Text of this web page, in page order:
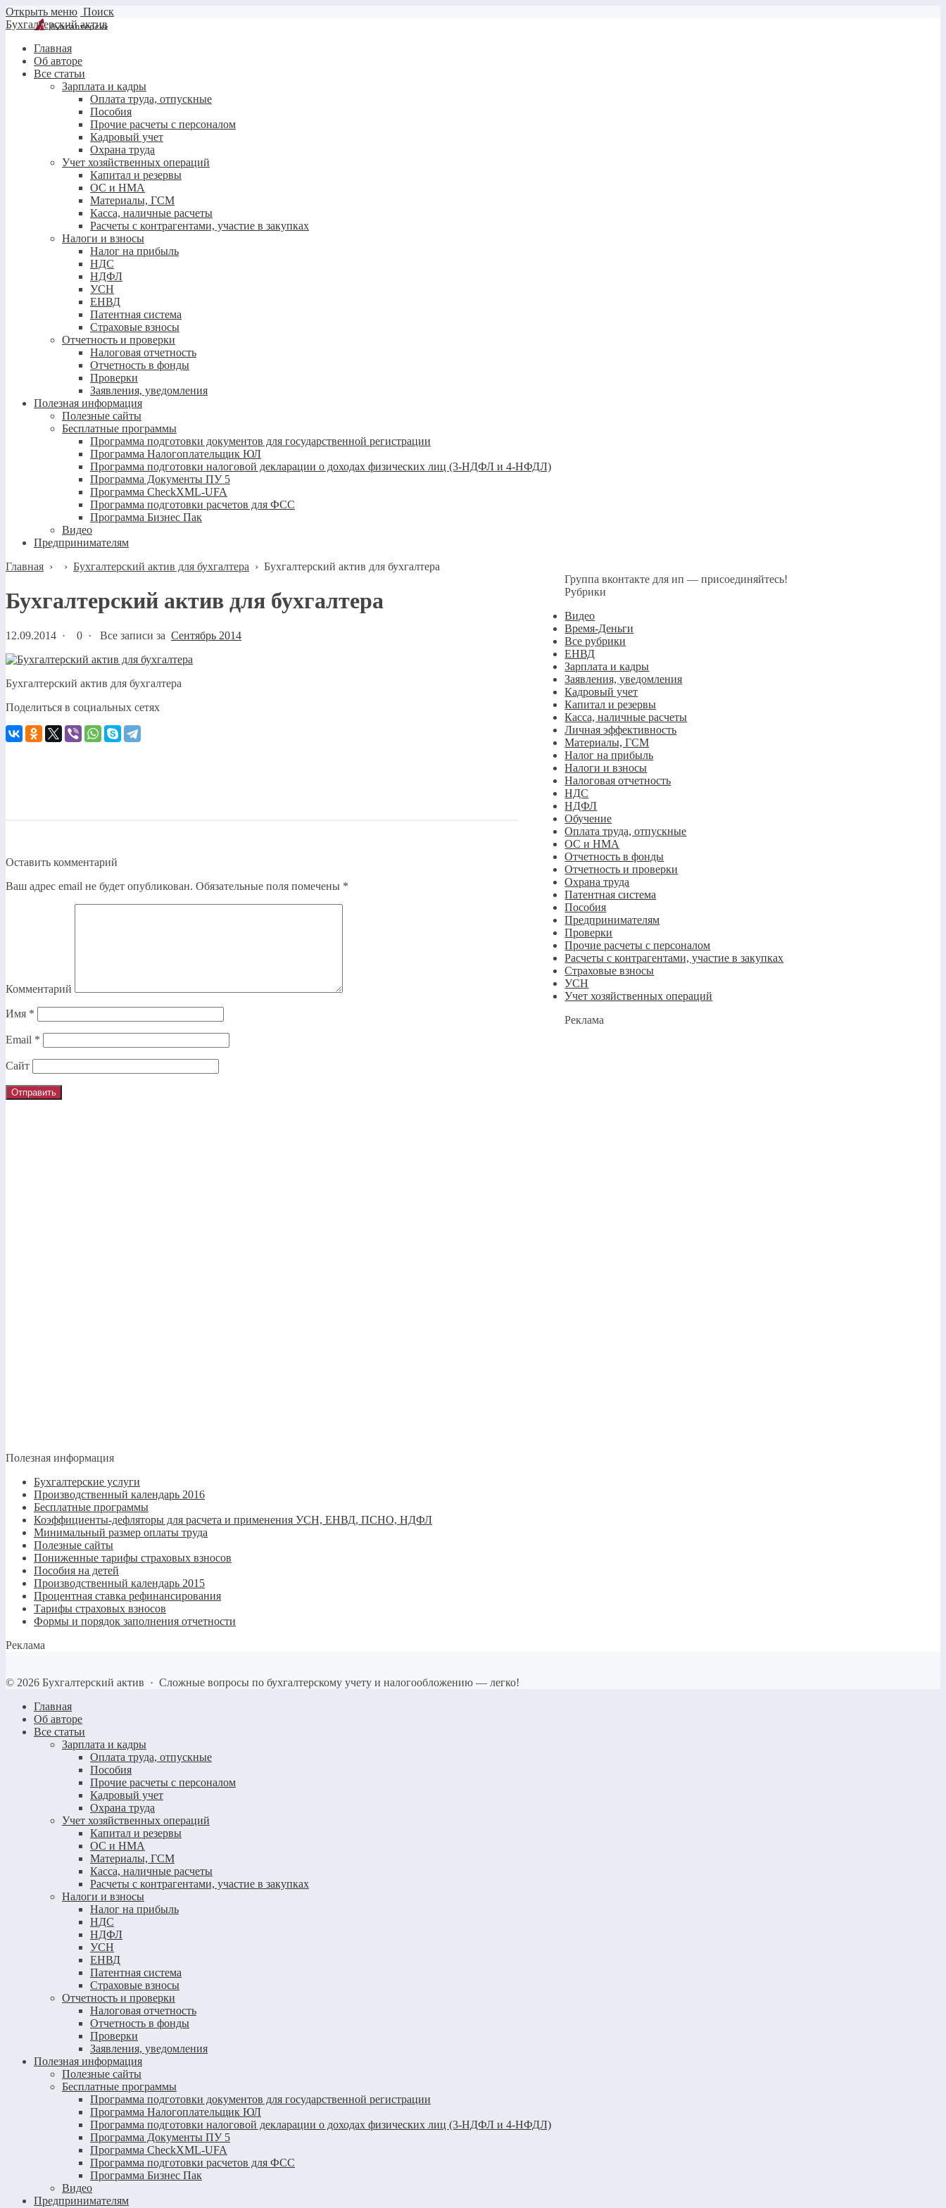
Открыть меню Поиск
Бухгалтерский актив
Главная
Об авторе
Все статьи
Зарплата и кадры
Оплата труда, отпускные
Пособия
Прочие расчеты с персоналом
Кадровый учет
Охрана труда
Учет хозяйственных операций
Капитал и резервы
ОС и НМА
Материалы, ГСМ
Касса, наличные расчеты
Расчеты с контрагентами, участие в закупках
Налоги и взносы
Налог на прибыль
НДС
НДФЛ
УСН
ЕНВД
Патентная система
Страховые взносы
Отчетность и проверки
Налоговая отчетность
Отчетность в фонды
Проверки
Заявления, уведомления
Полезная информация
Полезные сайты
Бесплатные программы
Программа подготовки документов для государственной регистрации
Программа Налогоплательщик ЮЛ
Программа подготовки налоговой декларации о доходах физических лиц (3-НДФЛ и 4-НФДЛ)
Программа Документы ПУ 5
Программа CheckXML-UFA
Программа подготовки расчетов для ФСС
Программа Бизнес Пак
Видео
Предпринимателям
Главная › › Бухгалтерский актив для бухгалтера › Бухгалтерский актив для бухгалтера
Бухгалтерский актив для бухгалтера
12.09.2014 · 0 · Все записи за Сентябрь 2014
Бухгалтерский актив для бухгалтера
Поделиться в социальных сетях
Оставить комментарий
Ваш адрес email не будет опубликован. Обязательные поля помечены *
Комментарий
Имя *
Email *
Сайт
Группа вконтакте для ип — присоединяйтесь!
Рубрики
Видео
Время-Деньги
Все рубрики
ЕНВД
Зарплата и кадры
Заявления, уведомления
Кадровый учет
Капитал и резервы
Касса, наличные расчеты
Личная эффективность
Материалы, ГСМ
Налог на прибыль
Налоги и взносы
Налоговая отчетность
НДС
НДФЛ
Обучение
Оплата труда, отпускные
ОС и НМА
Отчетность в фонды
Отчетность и проверки
Охрана труда
Патентная система
Пособия
Предпринимателям
Проверки
Прочие расчеты с персоналом
Расчеты с контрагентами, участие в закупках
Страховые взносы
УСН
Учет хозяйственных операций
Реклама
Полезная информация
Бухгалтерские услуги
Производственный календарь 2016
Бесплатные программы
Коэффициенты-дефляторы для расчета и применения УСН, ЕНВД, ПСНО, НДФЛ
Минимальный размер оплаты труда
Полезные сайты
Пониженные тарифы страховых взносов
Пособия на детей
Производственный календарь 2015
Процентная ставка рефинансирования
Тарифы страховых взносов
Формы и порядок заполнения отчетности
Реклама
© 2026 Бухгалтерский актив · Сложные вопросы по бухгалтерскому учету и налогообложению — легко!
Главная
Об авторе
Все статьи
Зарплата и кадры
Оплата труда, отпускные
Пособия
Прочие расчеты с персоналом
Кадровый учет
Охрана труда
Учет хозяйственных операций
Капитал и резервы
ОС и НМА
Материалы, ГСМ
Касса, наличные расчеты
Расчеты с контрагентами, участие в закупках
Налоги и взносы
Налог на прибыль
НДС
НДФЛ
УСН
ЕНВД
Патентная система
Страховые взносы
Отчетность и проверки
Налоговая отчетность
Отчетность в фонды
Проверки
Заявления, уведомления
Полезная информация
Полезные сайты
Бесплатные программы
Программа подготовки документов для государственной регистрации
Программа Налогоплательщик ЮЛ
Программа подготовки налоговой декларации о доходах физических лиц (3-НДФЛ и 4-НФДЛ)
Программа Документы ПУ 5
Программа CheckXML-UFA
Программа подготовки расчетов для ФСС
Программа Бизнес Пак
Видео
Предпринимателям